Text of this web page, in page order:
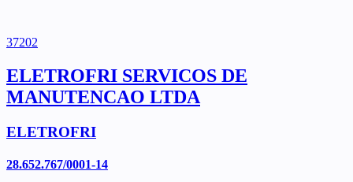
37202
ELETROFRI SERVICOS DE
MANUTENCAO LTDA
ELETROFRI
28.652.767/0001-14